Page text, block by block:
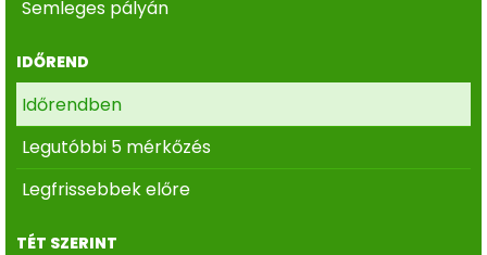
Semleges pályán
IDŐREND
Időrendben
Legutóbbi 5 mérkőzés
Legfrissebbek előre
TÉT SZERINT